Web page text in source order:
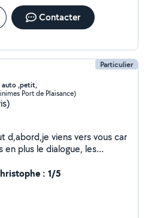
Contacter
Particulier
auto ,petit,
Port de Plaisance)
d,abord,je viens vers vous car
plus le dialogue, les
oublier qu'il est écrit, dans
je vais bien voir si possible,
vous pouvez Patrice.
: 1/5